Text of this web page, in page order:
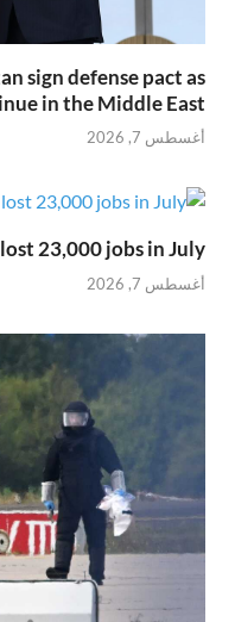
sign defense pact as
in the Middle East
أغسطس 7, 2026
23,000 jobs in July
أغسطس 7, 2026